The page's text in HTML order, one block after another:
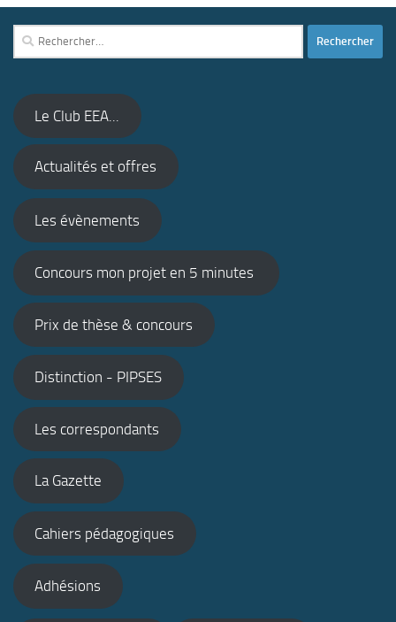
Rechercher :
Le Club EEA...
Actualités et offres
Les évènements
Concours mon projet en 5 minutes
Prix de thèse & concours
Distinction - PIPSES
Les correspondants
La Gazette
Cahiers pédagogiques
Adhésions